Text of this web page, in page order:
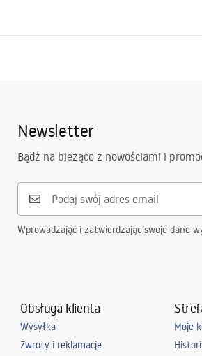
(mm)
220mm
uszczelka, syfon z sitkiem,
kuchenny, z możliwością
zmywarki
Newsletter
Bądź na bieżąco z nowościami i
Wprowadzając i zatwierdzając swoje dane
Obsługa klienta
Wysyłka
Zwroty i reklamacje
Moje